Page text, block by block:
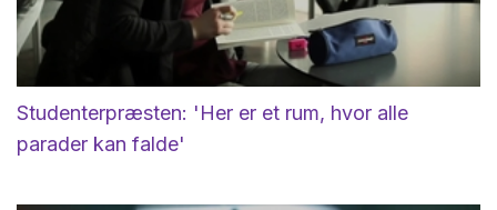
Studenterpræsten: 'Her er et rum, hvor alle
parader kan falde'